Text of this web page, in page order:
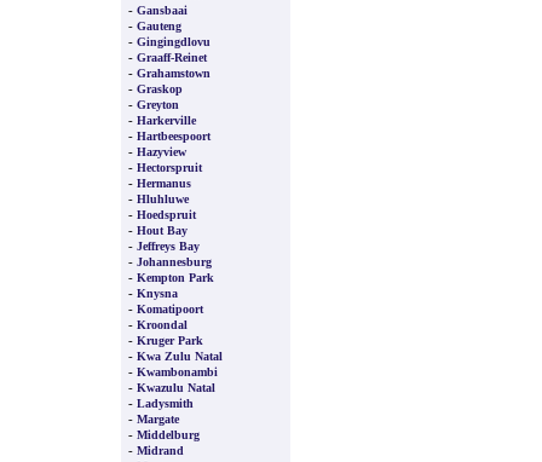
- Gansbaai
- Gauteng
- Gingingdlovu
- Graaff-Reinet
- Grahamstown
- Graskop
- Greyton
- Harkerville
- Hartbeespoort
- Hazyview
- Hectorspruit
- Hermanus
- Hluhluwe
- Hoedspruit
- Hout Bay
- Jeffreys Bay
- Johannesburg
- Kempton Park
- Knysna
- Komatipoort
- Kroondal
- Kruger Park
- Kwa Zulu Natal
- Kwambonambi
- Kwazulu Natal
- Ladysmith
- Margate
- Middelburg
- Midrand